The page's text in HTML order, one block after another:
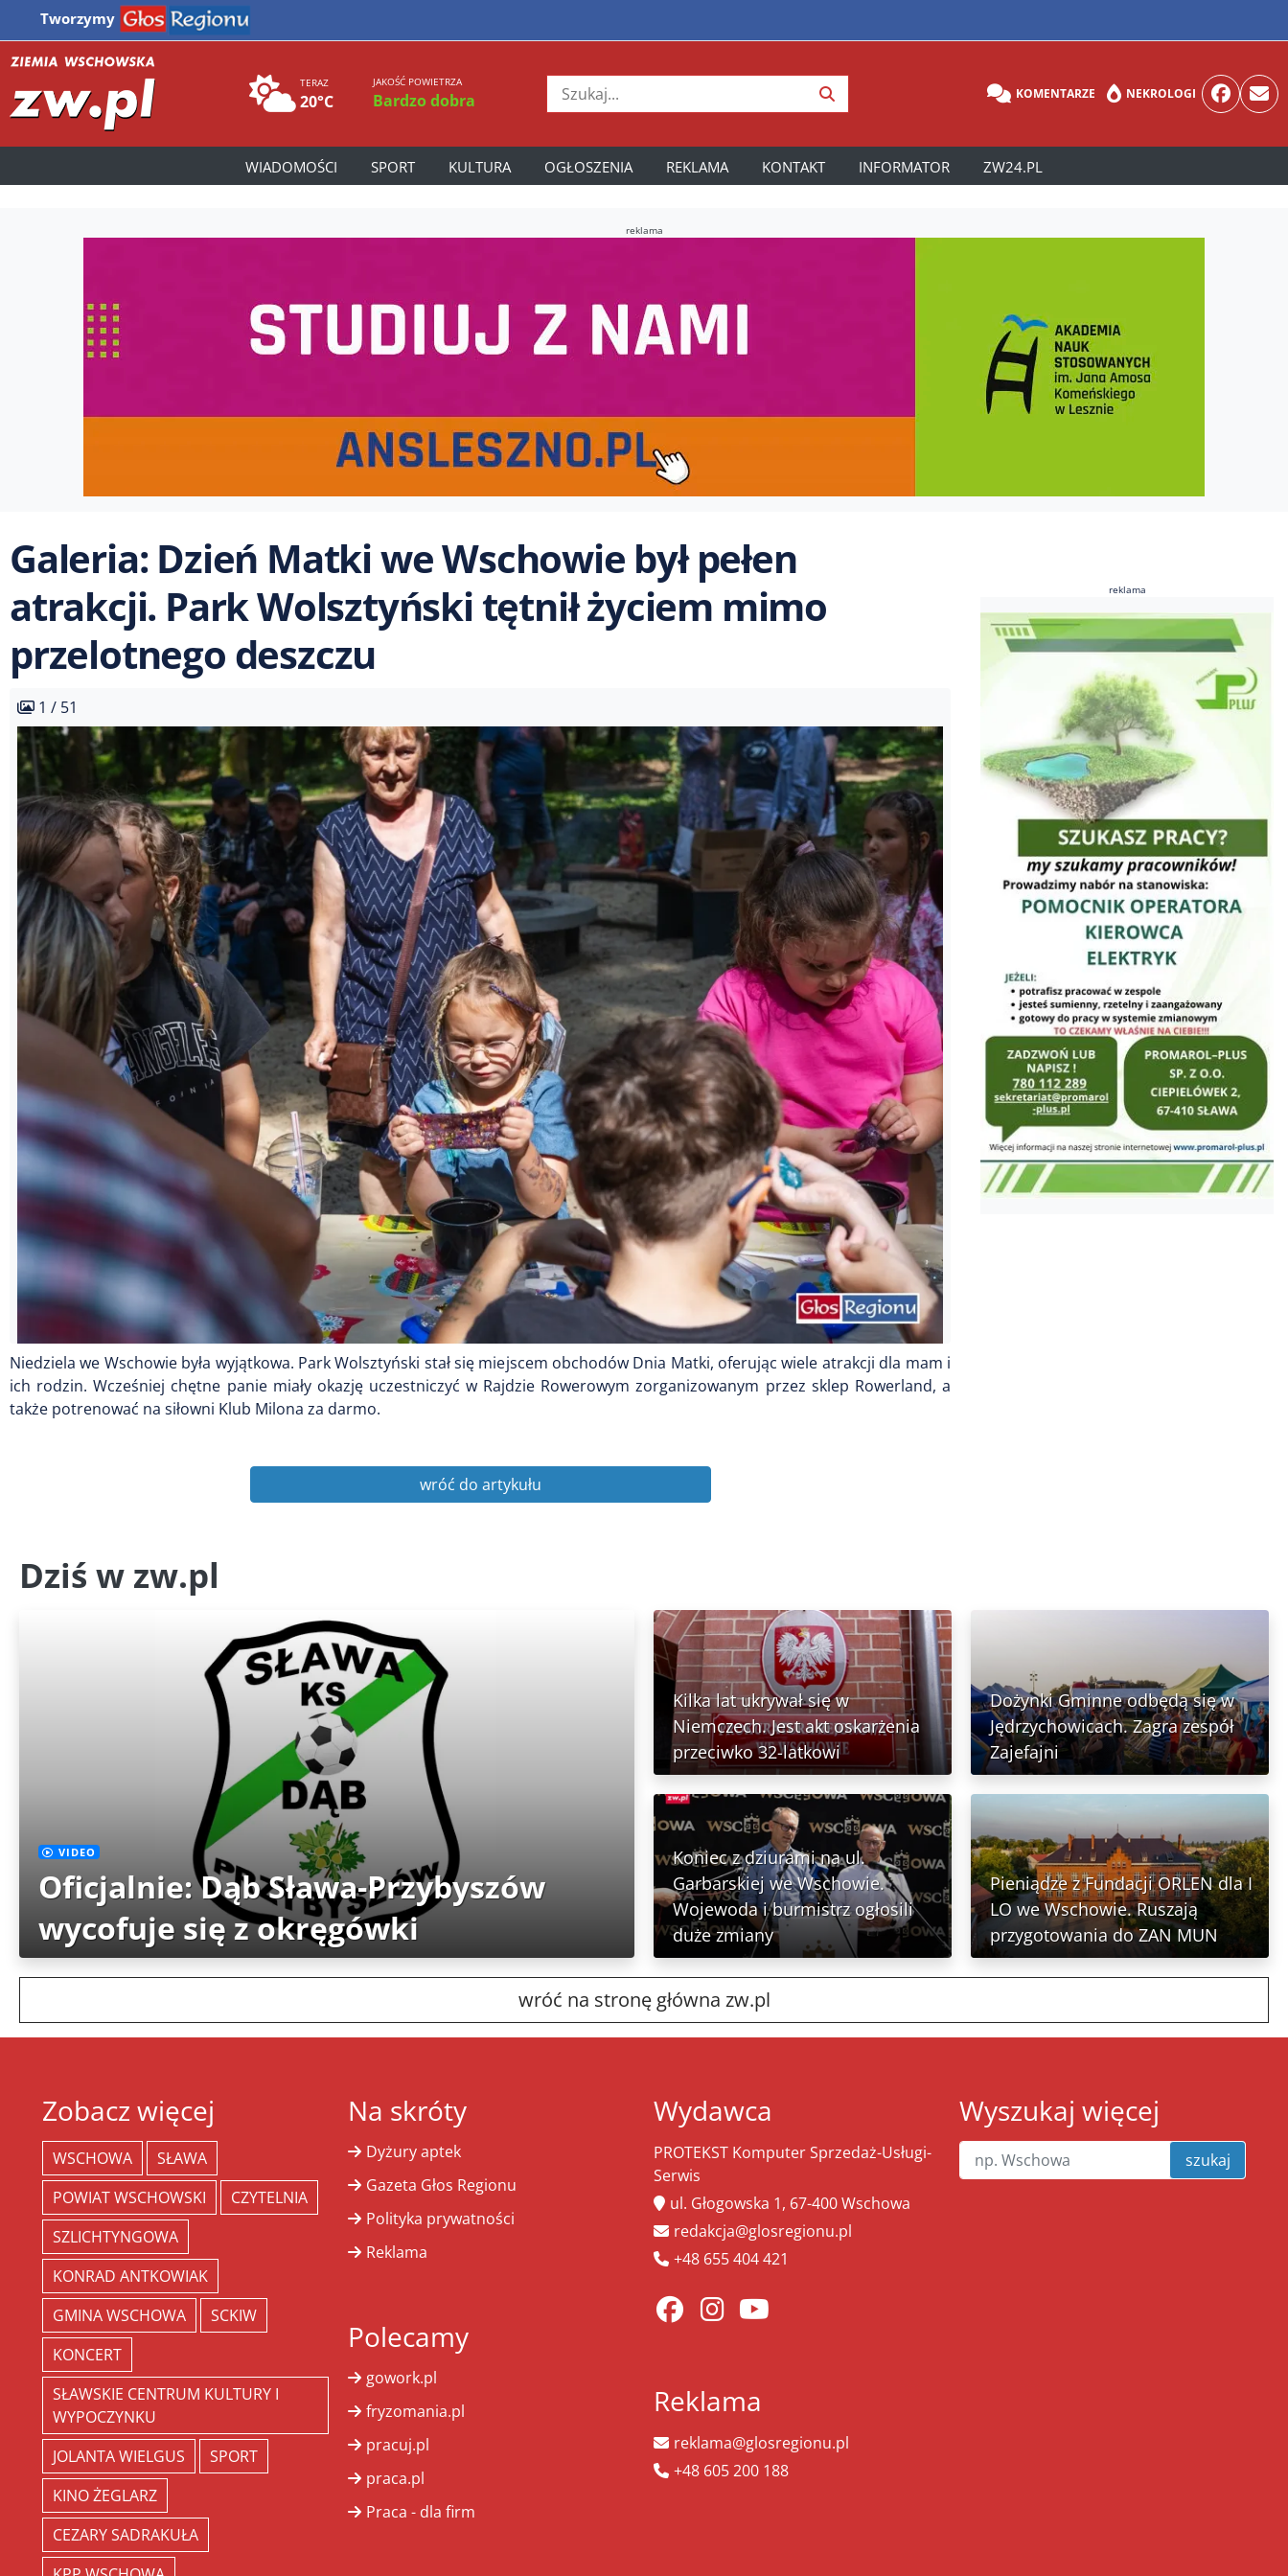
Tworzymy
TERAZ
20°C
JAKOŚĆ POWIETRZA
Bardzo dobra KOMENTARZE NEKROLOGI
WIADOMOŚCI SPORT KULTURA OGŁOSZENIA REKLAMA KONTAKT INFORMATOR ZW24.PL
reklama
Galeria: Dzień Matki we Wschowie był pełen
atrakcji. Park Wolsztyński tętnił życiem mimo
przelotnego deszczu
1 / 51
Niedziela we Wschowie była wyjątkowa. Park Wolsztyński stał się miejscem obchodów Dnia Matki, oferując wiele atrakcji dla mam i
ich rodzin. Wcześniej chętne panie miały okazję uczestniczyć w Rajdzie Rowerowym zorganizowanym przez sklep Rowerland, a
także potrenować na siłowni Klub Milona za darmo.
wróć do artykułu
reklama
Dziś w zw.pl
VIDEO
Oficjalnie: Dąb Sława-Przybyszów
wycofuje się z okręgówki
Kilka lat ukrywał się w
Niemczech. Jest akt oskarżenia
przeciwko 32-latkowi
Dożynki Gminne odbędą się w
Jędrzychowicach. Zagra zespół
Zajefajni
Koniec z dziurami na ul.
Garbarskiej we Wschowie.
Wojewoda i burmistrz ogłosili
duże zmiany
Pieniądze z Fundacji ORLEN dla I
LO we Wschowie. Ruszają
przygotowania do ZAN MUN
wróć na stronę główna zw.pl
Zobacz więcej
WSCHOWA
SŁAWA
POWIAT WSCHOWSKI
CZYTELNIA
SZLICHTYNGOWA
KONRAD ANTKOWIAK
GMINA WSCHOWA
SCKIW
KONCERT
SŁAWSKIE CENTRUM KULTURY I
WYPOCZYNKU
JOLANTA WIELGUS
SPORT
KINO ŻEGLARZ
CEZARY SADRAKUŁA
Na skróty
Dyżury aptek
Gazeta Głos Regionu
Polityka prywatności
Reklama
Polecamy
gowork.pl
fryzomania.pl
pracuj.pl
praca.pl
Praca - dla firm
Wydawca
PROTEKST Komputer Sprzedaż-Usługi-
Serwis
ul. Głogowska 1, 67-400 Wschowa
redakcja@glosregionu.pl
+48 655 404 421
Reklama
reklama@glosregionu.pl
+48 605 200 188
Wyszukaj więcej
szukaj